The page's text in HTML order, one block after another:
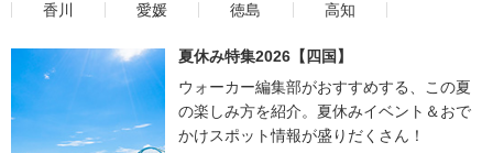
香川
愛媛 徳島 高知
夏休み特集2026【四国】
ウォーカー編集部がおすすめする、この夏
の楽しみ方を紹介。夏休みイベント＆おで
かけスポット情報が盛りだくさん！